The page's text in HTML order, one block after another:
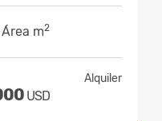
m2
Alquiler
USD